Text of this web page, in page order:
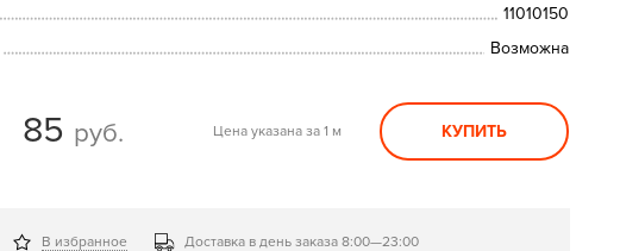
11010150
Возможна
85 руб. Цена указана за 1 м КУПИТЬ
В избранное Доставка в день заказа 8:00—23:00